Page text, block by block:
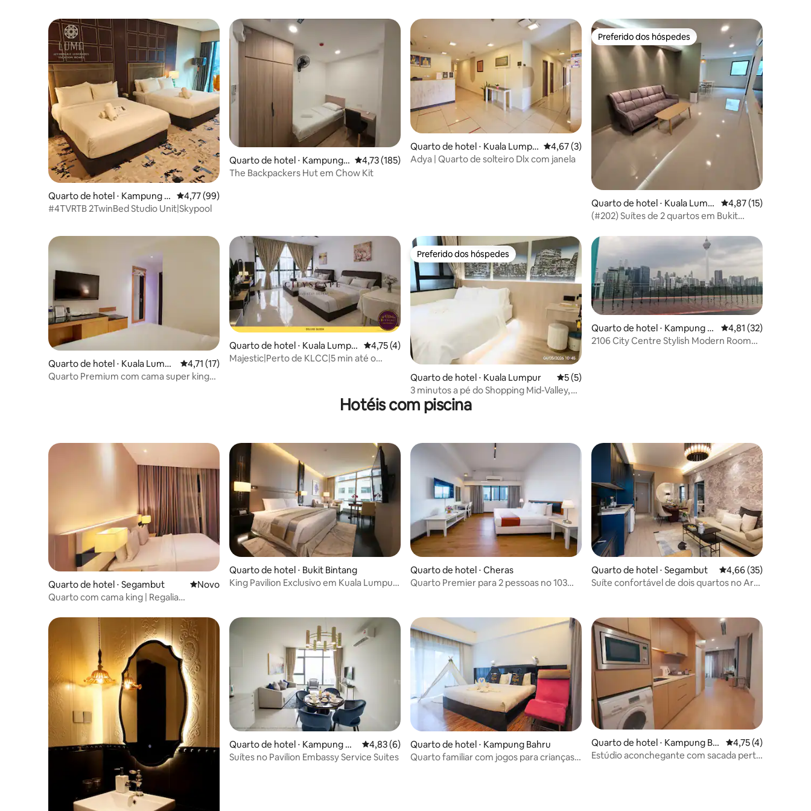
Quarto de hotel ⋅ Kampung B
ahru
4,77 de uma avaliação média de 5, 99 avaliações
4,77 (99)
#4TVRTB 2TwinBed Studio Unit|Skypool
Quarto de hotel ⋅ Kampung
Bahru
4,73 de uma avaliação média de 5, 185 avaliações
4,73 (185)
The Backpackers Hut em Chow Kit
Quarto de hotel ⋅ Kuala Lumpu
r
4,67 de uma avaliação média de 5, 3 avaliações
4,67 (3)
Adya | Quarto de solteiro Dlx com janela
Preferido dos hóspedes
Preferido dos hóspedes
Quarto de hotel ⋅ Kuala Lump
ur
4,87 de uma
4,87 (15)
(#202) Suítes de 2 quartos em Bukit
Quarto de hotel ⋅ Kuala Lumpu
r
4,71 de uma avaliação média de 5, 17 avaliações
4,71 (17)
Quarto Premium com cama super king
Quarto de hotel ⋅ Kuala Lumpu
r
4,75 de uma avaliação média de 5, 4 avaliações
4,75 (4)
Majestic|Perto de KLCC|5 min até o
Preferido dos hóspedes
Preferido dos hóspedes
Quarto de hotel ⋅ Kuala Lumpur 5 de uma avaliação média de 5, 5 avaliações
5 (5)
3 minutos a pé do Shopping Mid-Valley,
cama queen size 101
Quarto de hotel ⋅ Kampung B
ahru
4,81 de uma
4,81 (32)
2106 City Centre Stylish Modern Room
Hotéis com piscina
Quarto de hotel ⋅ Segambut Novo lugar para ficar
Novo
Quarto com cama king | Regalia
Quarto de hotel ⋅ Bukit Bintang
King Pavilion Exclusivo em Kuala Lumpur
Quarto de hotel ⋅ Cheras
Quarto Premier para 2 pessoas no 103
Quarto de hotel ⋅ Segambut 4,66 de uma
4,66 (35)
Suíte confortável de dois quartos no Arte
Quarto de hotel ⋅ Kampung Da
tuk Keramat
4,83 de uma avaliação média de 5, 6 avaliações
4,83 (6)
Suítes no Pavilion Embassy Service Suites
Quarto de hotel ⋅ Kampung Bahru
Quarto familiar com jogos para crianças
Quarto de hotel ⋅ Kampung Ba
hru
4,75 de uma
4,75 (4)
Estúdio aconchegante com sacada perto